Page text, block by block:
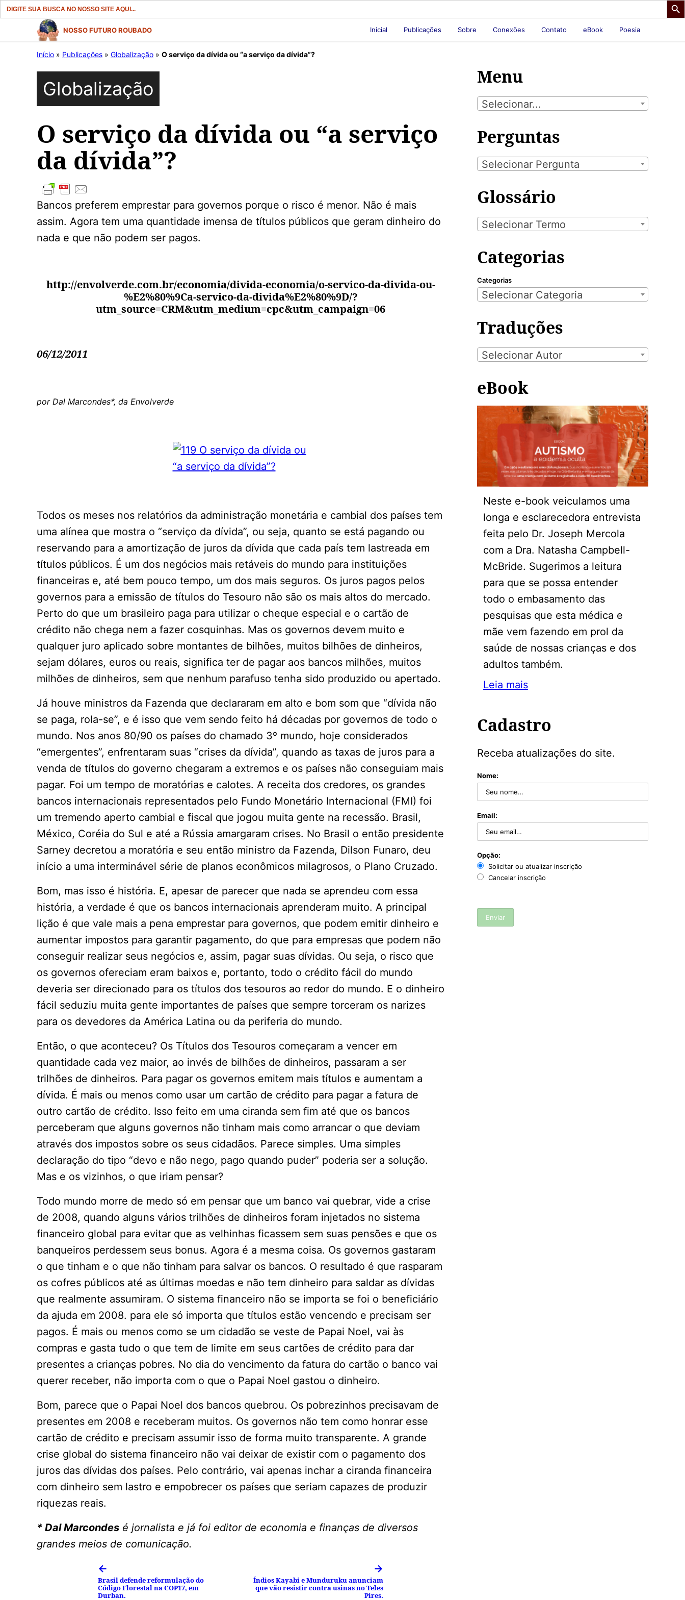
Search
for:
conteúdo
NOSSO FUTURO ROUBADO Inicial Publicações Sobre Conexões Contato eBook Poesia
Início » Publicações » Globalização » O serviço da dívida ou “a serviço da dívida”?
Globalização
O serviço da dívida ou “a serviço
da dívida”?
Bancos preferem emprestar para governos porque o risco é menor. Não é mais
assim. Agora tem uma quantidade imensa de títulos públicos que geram dinheiro do
nada e que não podem ser pagos.
http://envolverde.com.br/economia/divida-economia/o-servico-da-divida-ou-
%E2%80%9Ca-servico-da-divida%E2%80%9D/?
utm_source=CRM&utm_medium=cpc&utm_campaign=06
06/12/2011
por Dal Marcondes*, da Envolverde
Todos os meses nos relatórios da administração monetária e cambial dos países tem
uma alínea que mostra o “serviço da dívida”, ou seja, quanto se está pagando ou
reservando para a amortização de juros da dívida que cada país tem lastreada em
títulos públicos. É um dos negócios mais retáveis do mundo para instituições
financeiras e, até bem pouco tempo, um dos mais seguros. Os juros pagos pelos
governos para a emissão de títulos do Tesouro não são os mais altos do mercado.
Perto do que um brasileiro paga para utilizar o cheque especial e o cartão de
crédito não chega nem a fazer cosquinhas. Mas os governos devem muito e
qualquer juro aplicado sobre montantes de bilhões, muitos bilhões de dinheiros,
sejam dólares, euros ou reais, significa ter de pagar aos bancos milhões, muitos
milhões de dinheiros, sem que nenhum parafuso tenha sido produzido ou apertado.
Já houve ministros da Fazenda que declararam em alto e bom som que “dívida não
se paga, rola-se”, e é isso que vem sendo feito há décadas por governos de todo o
mundo. Nos anos 80/90 os países do chamado 3º mundo, hoje considerados
“emergentes”, enfrentaram suas “crises da dívida”, quando as taxas de juros para a
venda de títulos do governo chegaram a extremos e os países não conseguiam mais
pagar. Foi um tempo de moratórias e calotes. A receita dos credores, os grandes
bancos internacionais representados pelo Fundo Monetário Internacional (FMI) foi
um tremendo aperto cambial e fiscal que jogou muita gente na recessão. Brasil,
México, Coréia do Sul e até a Rússia amargaram crises. No Brasil o então presidente
Sarney decretou a moratória e seu então ministro da Fazenda, Dilson Funaro, deu
início a uma interminável série de planos econômicos milagrosos, o Plano Cruzado.
Bom, mas isso é história. E, apesar de parecer que nada se aprendeu com essa
história, a verdade é que os bancos internacionais aprenderam muito. A principal
lição é que vale mais a pena emprestar para governos, que podem emitir dinheiro e
aumentar impostos para garantir pagamento, do que para empresas que podem não
conseguir realizar seus negócios e, assim, pagar suas dívidas. Ou seja, o risco que
os governos ofereciam eram baixos e, portanto, todo o crédito fácil do mundo
deveria ser direcionado para os títulos dos tesouros ao redor do mundo. E o dinheiro
fácil seduziu muita gente importantes de países que sempre torceram os narizes
para os devedores da América Latina ou da periferia do mundo.
Então, o que aconteceu? Os Títulos dos Tesouros começaram a vencer em
quantidade cada vez maior, ao invés de bilhões de dinheiros, passaram a ser
trilhões de dinheiros. Para pagar os governos emitem mais títulos e aumentam a
dívida. É mais ou menos como usar um cartão de crédito para pagar a fatura de
outro cartão de crédito. Isso feito em uma ciranda sem fim até que os bancos
perceberam que alguns governos não tinham mais como arrancar o que deviam
através dos impostos sobre os seus cidadãos. Parece simples. Uma simples
declaração do tipo “devo e não nego, pago quando puder” poderia ser a solução.
Mas e os vizinhos, o que iriam pensar?
Todo mundo morre de medo só em pensar que um banco vai quebrar, vide a crise
de 2008, quando alguns vários trilhões de dinheiros foram injetados no sistema
financeiro global para evitar que as velhinhas ficassem sem suas pensões e que os
banqueiros perdessem seus bonus. Agora é a mesma coisa. Os governos gastaram
o que tinham e o que não tinham para salvar os bancos. O resultado é que rasparam
os cofres públicos até as últimas moedas e não tem dinheiro para saldar as dívidas
que realmente assumiram. O sistema financeiro não se importa se foi o beneficiário
da ajuda em 2008. para ele só importa que títulos estão vencendo e precisam ser
pagos. É mais ou menos como se um cidadão se veste de Papai Noel, vai às
compras e gasta tudo o que tem de limite em seus cartões de crédito para dar
presentes a crianças pobres. No dia do vencimento da fatura do cartão o banco vai
querer receber, não importa com o que o Papai Noel gastou o dinheiro.
Bom, parece que o Papai Noel dos bancos quebrou. Os pobrezinhos precisavam de
presentes em 2008 e receberam muitos. Os governos não tem como honrar esse
cartão de crédito e precisam assumir isso de forma muito transparente. A grande
crise global do sistema financeiro não vai deixar de existir com o pagamento dos
juros das dívidas dos países. Pelo contrário, vai apenas inchar a ciranda financeira
com dinheiro sem lastro e empobrecer os países que seriam capazes de produzir
riquezas reais.
* Dal Marcondes é jornalista e já foi editor de economia e finanças de diversos
grandes meios de comunicação.
←
Brasil defende reformulação do
Código Florestal na COP17, em
Durban.
→
Índios Kayabi e Munduruku anunciam
que vão resistir contra usinas no Teles
Pires.
Menu
Selecionar...
Perguntas
Selecionar Pergunta
Glossário
Selecionar Termo
Categorias
Categorias
Selecionar Categoria
Traduções
Selecionar Autor
eBook
Neste e-book veiculamos uma
longa e esclarecedora entrevista
feita pelo Dr. Joseph Mercola
com a Dra. Natasha Campbell-
McBride. Sugerimos a leitura
para que se possa entender
todo o embasamento das
pesquisas que esta médica e
mãe vem fazendo em prol da
saúde de nossas crianças e dos
adultos também.
Leia mais
Cadastro
Receba atualizações do site.
Nome:
Email:
Opção:
Solicitar ou atualizar inscrição
Cancelar inscrição